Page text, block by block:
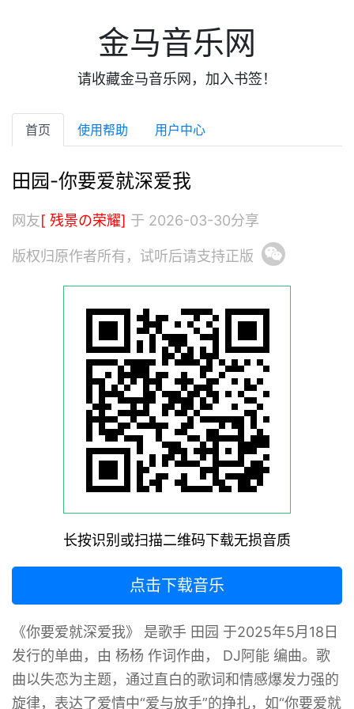
金马音乐网
请收藏金马音乐网，加入书签！
首页 使用帮助 用户中心
田园-你要爱就深爱我
网友[ 残景の荣耀] 于 2026-03-30分享
版权归原作者所有，试听后请支持正版
长按识别或扫描二维码下载无损音质
点击下载音乐
《你要爱就深爱我》 是歌手 田园 于2025年5月18日
发行的单曲，由 杨杨 作词作曲， DJ阿能 编曲。歌
曲以失恋为主题，通过直白的歌词和情感爆发力强的
旋律，表达了爱情中“爱与放手”的挣扎，如“你要爱就